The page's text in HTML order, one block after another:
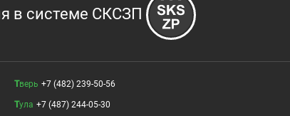
в системе СКСЗП
Тверь +7 (482) 239-50-56
Тула +7 (487) 244-05-30